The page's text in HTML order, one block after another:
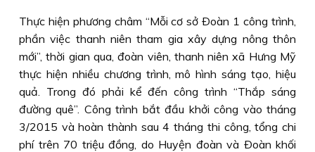
Thực hiện phương châm “Mỗi cơ sở Ðoàn 1 công trình,
phần việc thanh niên tham gia xây dựng nông thôn
mới”, thời gian qua, đoàn viên, thanh niên xã Hưng Mỹ
thực hiện nhiều chương trình, mô hình sáng tạo, hiệu
quả. Trong đó phải kể đến công trình “Thắp sáng
đường quê”. Công trình bắt đầu khởi công vào tháng
3/2015 và hoàn thành sau 4 tháng thi công, tổng chi
phí trên 70 triệu đồng, do Huyện đoàn và Ðoàn khối